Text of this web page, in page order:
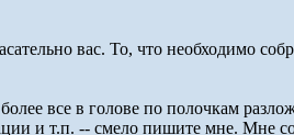
вас. То, что необходимо
все в голове по полочкам
и т.п. -- смело пишите мне. Мне